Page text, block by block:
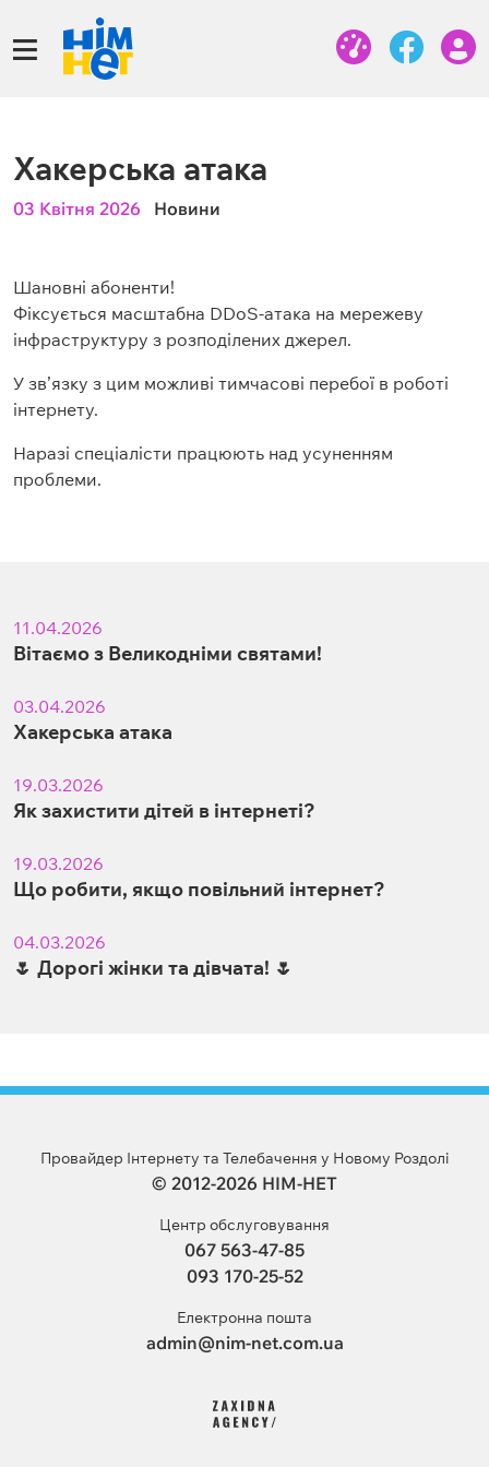
Хакерська атака
03 Квітня 2026 Новини
Шановні абоненти!
Фіксується масштабна DDoS-атака на мережеву
інфраструктуру з розподілених джерел.
У зв’язку з цим можливі тимчасові перебої в роботі
інтернету.
Наразі спеціалісти працюють над усуненням
проблеми.
11.04.2026
Вітаємо з Великодніми святами!
03.04.2026
Хакерська атака
19.03.2026
Як захистити дітей в інтернеті?
19.03.2026
Що робити, якщо повільний інтернет?
04.03.2026
🌷 Дорогі жінки та дівчата! 🌷
Провайдер Інтернету та Телебачення у Новому Роздолі
© 2012-2026 НІМ-НЕТ
Центр обслуговування
067 563-47-85
093 170-25-52
Електронна пошта
admin@nim-net.com.ua